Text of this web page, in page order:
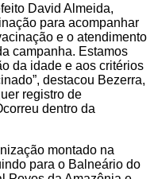
David Almeida,
para acompanhar
e o atendimento
campanha. Estamos
da idade e aos critérios
destacou Bezerra,
registro de
dentro da
montado na
para o Balneário do